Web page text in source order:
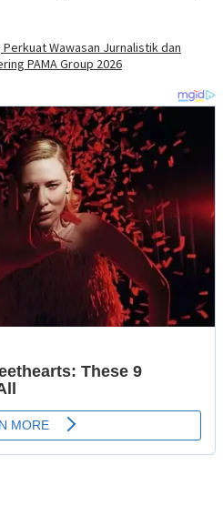
Perkuat Wawasan Jurnalistik dan
PAMA Group 2026